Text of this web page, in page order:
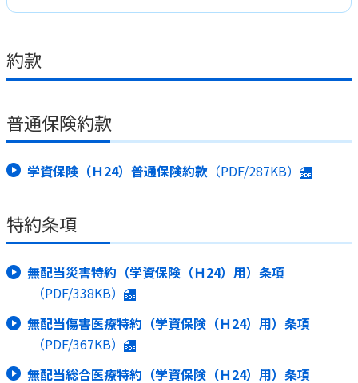
約款
普通保険約款
学資保険（Ｈ24）普通保険約款 （PDF/287KB）
特約条項
無配当災害特約（学資保険（Ｈ24）用）条項
（PDF/338KB）
無配当傷害医療特約（学資保険（Ｈ24）用）条項
（PDF/367KB）
無配当総合医療特約（学資保険（Ｈ24）用）条項